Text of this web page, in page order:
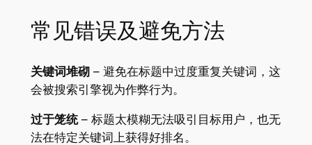
常见错误及避免方法
关键词堆砌– 避免在标题中过度重复关键词，这
会被搜索引擎视为作弊行为。
过于笼统– 标题太模糊无法吸引目标用户，也无
法在特定关键词上获得好排名。